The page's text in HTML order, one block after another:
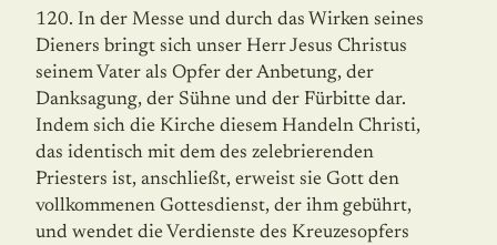
120. In der Messe und durch das Wirken seines
Dieners bringt sich unser Herr Jesus Christus
seinem Vater als Opfer der Anbetung, der
Danksagung, der Sühne und der Fürbitte dar.
Indem sich die Kirche diesem Handeln Christi,
das identisch mit dem des zelebrierenden
Priesters ist, anschließt, erweist sie Gott den
vollkommenen Gottesdienst, der ihm gebührt,
und wendet die Verdienste des Kreuzesopfers